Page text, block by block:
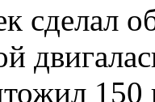
сделал
150